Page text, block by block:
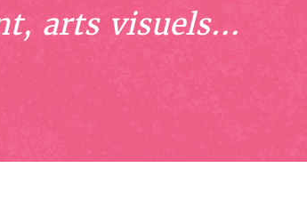
arts visuels...